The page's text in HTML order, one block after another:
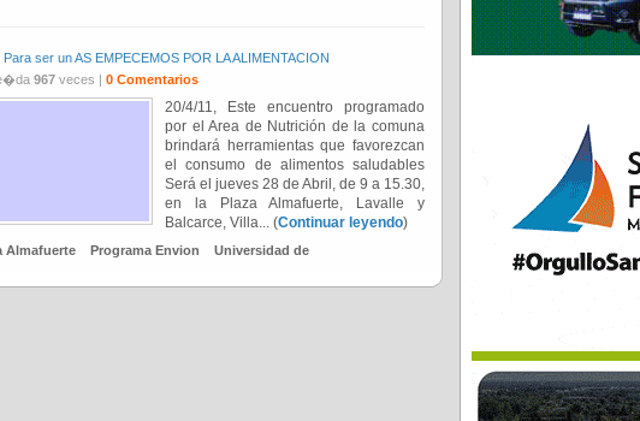
ser un AS EMPECEMOS POR LA ALIMENTACION
967 veces | 0 Comentarios
20/4/11, Este encuentro programado
por el Area de Nutrición de la comuna
brindará herramientas que favorezcan
el consumo de alimentos saludables
Será el jueves 28 de Abril, de 9 a 15.30,
en la Plaza Almafuerte, Lavalle y
Balcarce, Villa... (Continuar leyendo)
Almafuerte Programa Envion
Universidad de